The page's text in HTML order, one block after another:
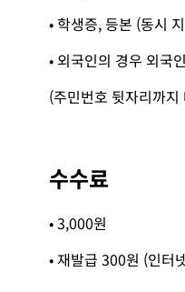
• 학생증, 등본 (동시
• 외국인의 경우 외국
(주민번호 뒷자리까
수수료
• 3,000원
• 재발급 300원 (인터